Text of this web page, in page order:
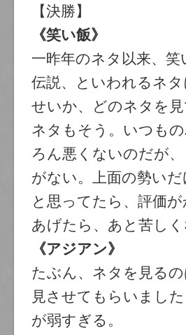
【決勝】
《笑い飯》
一昨年のネタ以来、
伝説、といわれるネ
せいか、どのネタを
ネタもそう。いつも
ろん悪くないのだが
がない。上面の勢い
と思ってたら、評価
あげたら、あと苦しく
《アジアン》
たぶん、ネタを見る
見させてもらいまし
が弱すぎる。